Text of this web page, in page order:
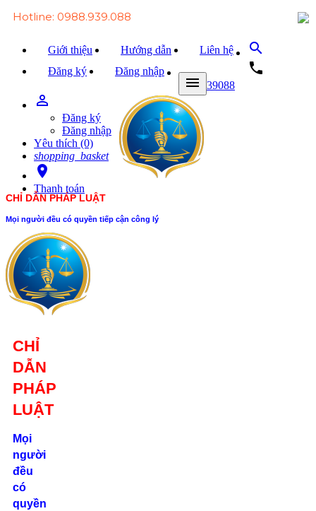
Hotline: 0988.939.088
Giới thiệu Hướng dẫn
Liên hệ
Đăng ký
Đăng nhập
search
local_phone
0988939088
person_outline
Đăng ký
Đăng nhập
Yêu thích (0)
shopping_basket
room
Thanh toán
menu
CHỈ DẪN PHÁP LUẬT
Mọi người đều có quyền tiếp cận công lý
CHỈ
DẪN
PHÁP
LUẬT
Mọi
người
đều
có
quyền
Trang chủ
Văn bản Luật
Văn bản Đảng
Tài liệu
Hỏi - đáp
Trao đổi
Tin tức
Liên hệ
Số 24/2B
Đường Võ
Oanh, P. 25, Q.
Bình Thạnh, Tp.
Hồ Chí Minh
0862.000.639